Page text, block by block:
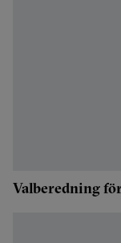
Valberedning